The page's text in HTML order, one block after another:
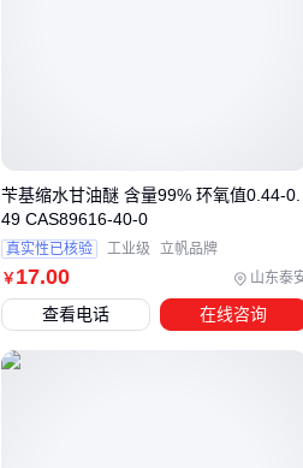
一般
较慢
更强
￥ 17.00 山东泰
苄基缩水甘油醚 含量99% 环氧值0.44-0.
49 CAS89616-40-0
真实性已核验 工业级 立帆品牌
查看电话 在线咨询